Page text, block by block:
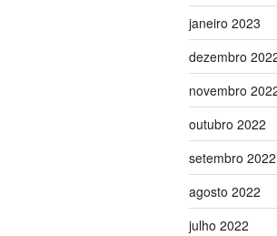
janeiro 2023
dezembro
novembro
outubro 2022
setembro 2022
agosto 2022
julho 2022